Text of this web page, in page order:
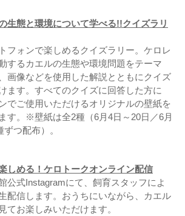
生態と環境について学べる!!クイズラリ
フォンで楽しめるクイズラリー。ケロレ
するカエルの生態や環境問題をテーマ
画像などを使用した解説とともにクイズ
ます。すべてのクイズに回答した方に
でご使用いただけるオリジナルの壁紙を
す。※壁紙は全2種（6月4日～20日／6月
つ配布）。
しめる！ケロトークオンライン配信
公式Instagramにて、飼育スタッフによ
配信します。おうちにいながら、カエル
てお楽しみいただけます。